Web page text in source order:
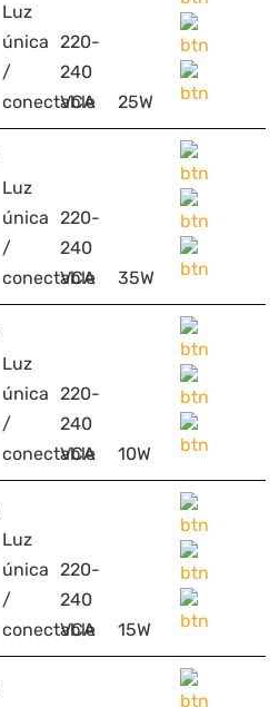
Luz
única
/
conectable
220-
240
VCA
25W
Luz
única
/
conectable
220-
240
VCA
35W
Luz
única
/
conectable
220-
240
VCA
10W
Luz
única
/
conectable
220-
240
VCA
15W